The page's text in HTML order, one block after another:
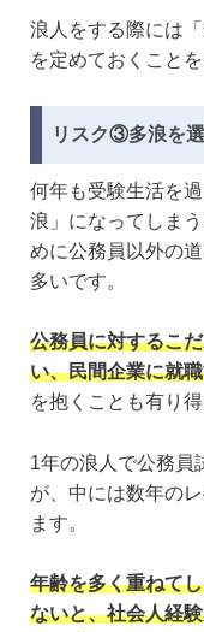
浪人をする際には
を定めておくこと
リスク③多浪を
何年も受験生活を
浪」になってしま
めに公務員以外の
多いです。
公務員に対するこ
い、民間企業に就
を抱くことも有り得
1年の浪人で公務員
が、中には数年の
ます。
年齢を多く重ねて
ないと、社会人経